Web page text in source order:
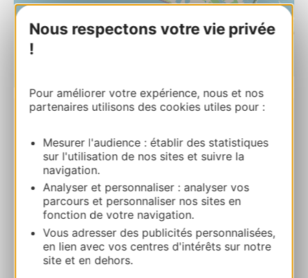
Nous respectons votre vie privée
!
Pour améliorer votre expérience, nous et nos
partenaires utilisons des cookies utiles pour :
Mesurer l'audience : établir des statistiques
sur l'utilisation de nos sites et suivre la
navigation.
Analyser et personnaliser : analyser vos
parcours et personnaliser nos sites en
fonction de votre navigation.
Vous adresser des publicités personnalisées,
en lien avec vos centres d'intérêts sur notre
site et en dehors.
3 Quai Bonne EspérancePort CamarguePort
Camargue 30240 LE GRAU-DU-ROI
Calcola il tuo percorso
06 20 80 08 72